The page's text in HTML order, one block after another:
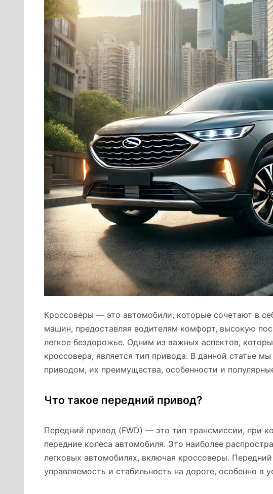
Кроссоверы — это автомобили, которые сочетают в
машин, предоставляя водителям комфорт, высокую
легкое бездорожье. Одним из важных аспектов,
кроссовера, является тип привода. В данной статье
приводом, их преимущества, особенности и
Что такое передний привод?
Передний привод (FWD) — это тип трансмиссии, при
передние колеса автомобиля. Это наиболее
легковых автомобилях, включая кроссоверы.
управляемость и стабильность на дороге, особенно в